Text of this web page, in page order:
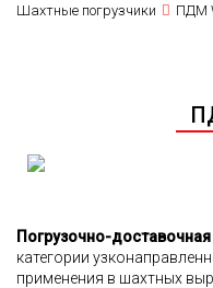
Шахтные погрузчики
ПДМ
Погрузочно-
категории
применения в шахтных